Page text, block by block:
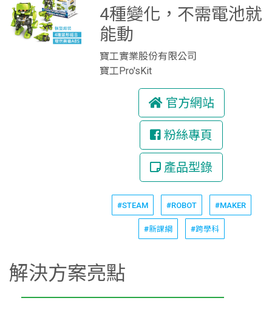
4種變化，不需電池就
能動
寶工實業股份有限公司
寶工Pro'sKit
官方網站
粉絲專頁
產品型錄
#STEAM #ROBOT #MAKER
#新課綱 #跨學科
解決方案亮點